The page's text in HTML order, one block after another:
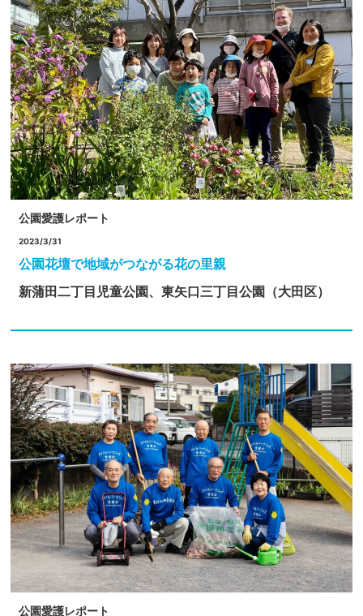
公園愛護レポート
2023/3/31
公園花壇で地域がつながる花の里親
新蒲田二丁目児童公園、東矢口三丁目公園（大田区）
公園愛護レポート